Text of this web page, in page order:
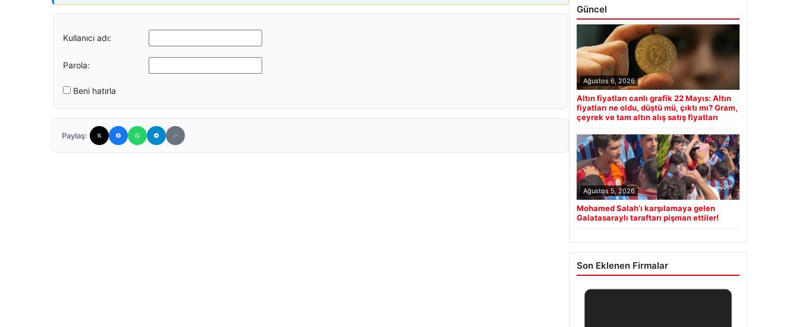
Kullanıcı adı:
Parola:
Beni hatırla
Paylaş:
Güncel
Ağustos 6, 2026
Altın fiyatları canlı grafik 22 Mayıs: Altın
fiyatları ne oldu, düştü mü, çıktı mı? Gram,
çeyrek ve tam altın alış satış fiyatları
Ağustos 5, 2026
Mohamed Salah’ı karşılamaya gelen
Galatasaraylı taraftarı pişman ettiler!
Son Eklenen Firmalar